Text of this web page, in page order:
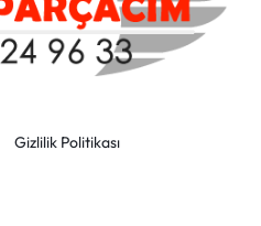
Gizlilik Politikası